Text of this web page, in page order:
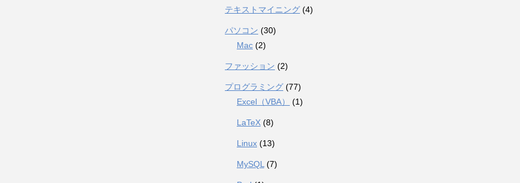
テキストマイニング (4)
パソコン (30)
Mac (2)
ファッション (2)
プログラミング (77)
Excel（VBA）
(1)
LaTeX (8)
Linux (13)
MySQL (7)